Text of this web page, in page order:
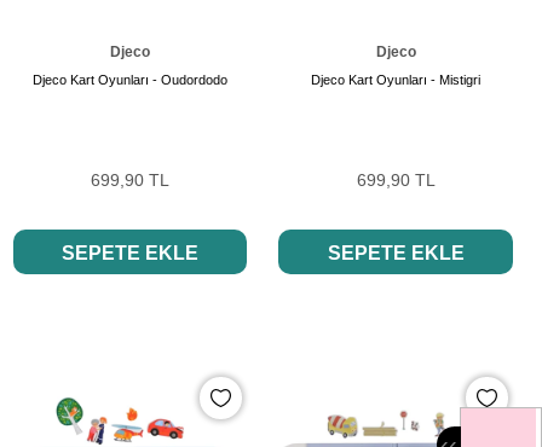
Djeco
Djeco Kart Oyunları - Oudordodo
699,90 TL
SEPETE EKLE
Djeco
Djeco Kart Oyunları - Mistigri
699,90 TL
SEPETE EKLE